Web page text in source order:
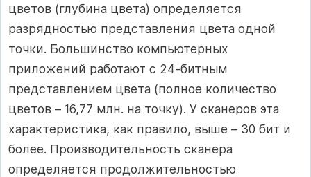
цветов (глубина цвета) определяется
разрядностью представления цвета одной
точки. Большинство компьютерных
приложений работают с 24-битным
представлением цвета (полное количество
цветов – 16,77 млн. на точку). У сканеров эта
характеристика, как правило, выше – 30 бит и
более. Производительность сканера
определяется продолжительностью